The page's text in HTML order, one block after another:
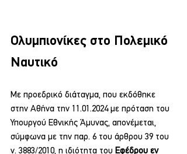
Ολυμπιονίκες στο Πολεμικό
Ναυτικό
Με προεδρικό διάταγμα, που εκδόθηκε
στην Αθήνα την 11.01.2024 με πρόταση του
Υπουργού Εθνικής Άμυνας, απονέμεται,
σύμφωνα με την παρ. 6 του άρθρου 39 του
ν. 3883/2010, η ιδιότητα του Εφέδρου εν